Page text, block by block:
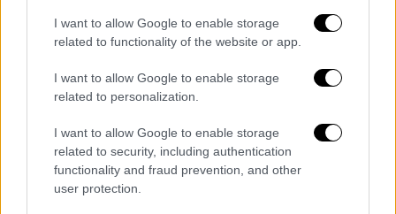
I want to allow Google to enable storage
related to functionality of the website or app.
I want to allow Google to enable storage
related to personalization.
I want to allow Google to enable storage
related to security, including authentication
functionality and fraud prevention, and other
user protection.
το απολαύσουν από αγνή νοσταλγία.
Για τη δημιουργία της δεύτερης ταινίας,
βοήθησε ότι όλοι οι εμπλεκόμενοι
αγαπούσαν πραγματικά την οικογένεια
Άνταμς. Οι σκηνοθέτες κατάφεραν να
δημιουργήσουν μια ιστορία που θα
λειτουργούσε σε πολλά επίπεδα και θα ήταν
σημαντική. Η ομάδα άρχισε να διερευνά το